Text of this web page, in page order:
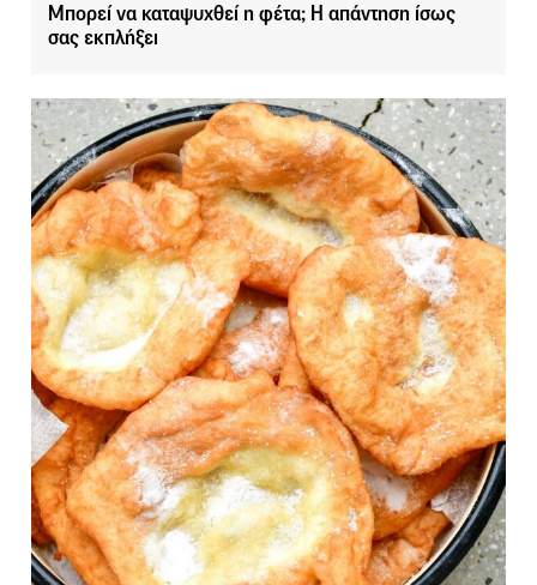
Μπορεί να καταψυχθεί η φέτα; Η απάντηση ίσως
σας εκπλήξει